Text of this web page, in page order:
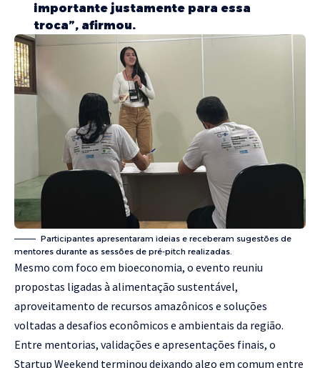
importante justamente para essa
troca”, afirmou.
Participantes apresentaram ideias e receberam sugestões de
mentores durante as sessões de pré-pitch realizadas.
Mesmo com foco em bioeconomia, o evento reuniu
propostas ligadas à alimentação sustentável,
aproveitamento de recursos amazônicos e soluções
voltadas a desafios econômicos e ambientais da região.
Entre mentorias, validações e apresentações finais, o
Startup Weekend terminou deixando algo em comum entre